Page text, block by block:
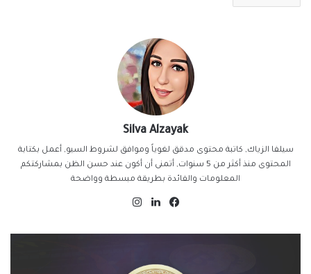
Silva Alzayak
سيلفا الزياك, كاتبة محتوى مدقق لغوياً وموافق لشروط السيو, أعمل بكتابة
المحتوى منذ أكثر من 5 سنوات, أتمنى أن أكون عند حسن الظن بمشاركتكم
المعلومات والفائدة بطريقة مبسطة وواضحة
فيسبوكلينكدإن